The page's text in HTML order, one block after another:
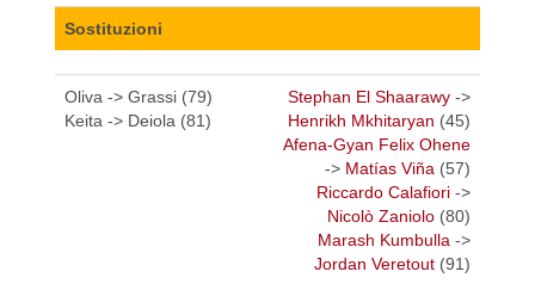
Sostituzioni
Oliva -> Grassi (79)
Keita -> Deiola (81)
Stephan El Shaarawy ->
Henrikh Mkhitaryan (45)
Afena-Gyan Felix Ohene
-> Matías Viña (57)
Riccardo Calafiori ->
Nicolò Zaniolo (80)
Marash Kumbulla ->
Jordan Veretout (91)